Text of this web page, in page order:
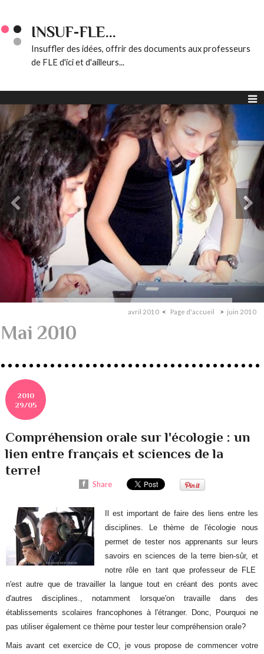
INSUF-FLE...
Insuffler des idées, offrir des documents aux professeurs
de FLE d'ici et d'ailleurs...
avril 2010 Page d'accueil juin 2010
Mai 2010
2010
29/05
Compréhension orale sur l'écologie : un
lien entre français et sciences de la
terre!
Share
Il est important de faire des liens entre les
disciplines. Le thème de l'écologie nous
permet de tester nos apprenants sur leurs
savoirs en sciences de la terre bien-sûr, et
notre rôle en tant que professeur de FLE
n'est autre que de travailler la langue tout en créant des ponts avec
d'autres disciplines., notamment lorsque'on travaille dans des
établissements scolaires francophones à l'étranger. Donc, Pourquoi ne
pas utiliser également ce thème pour tester leur compréhension orale?
Mais avant cet exercice de CO, je vous propose de commencer votre